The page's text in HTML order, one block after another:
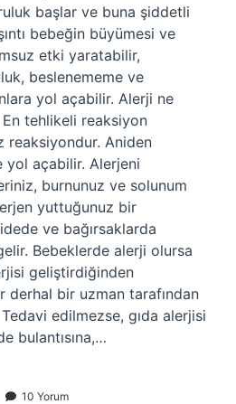
başlar ve buna şiddetli
bebeğin büyümesi ve
etki yaratabilir,
beslenememe ve
yol açabilir. Alerji ne
tehlikeli reaksiyon
reaksiyondur. Aniden
yol açabilir. Alerjeni
burnunuz ve solunum
yuttuğunuz bir
ve bağırsaklarda
Bebeklerde alerji olursa
geliştirdiğinden
derhal bir uzman tarafından
edilmezse, gıda alerjisi
bulantısına,…
10 Yorum